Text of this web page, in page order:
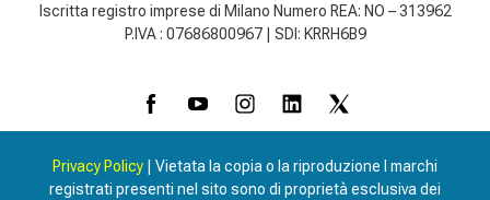
Iscritta registro imprese di Milano Numero REA: NO – 313962
P.IVA : 07686800967 | SDI: KRRH6B9
Privacy Policy | Vietata la copia o la riproduzione I marchi
registrati presenti nel sito sono di proprietà esclusiva dei